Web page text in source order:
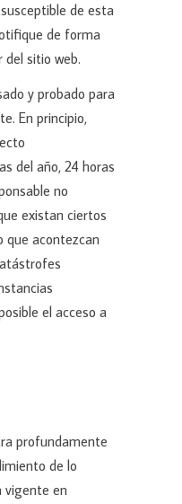
de esta
de forma
sitio web.
y probado para
En principio,
del año, 24 horas
no
existan ciertos
que acontezcan
el acceso a
profundamente
de lo
vigente en